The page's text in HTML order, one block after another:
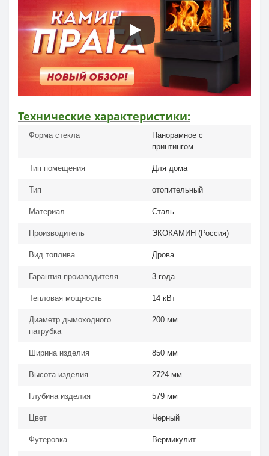
Технические характеристики:
Форма стекла
Панорамное с
принтингом
Тип помещения Для дома
Тип отопительный
Материал Сталь
Производитель ЭКОКАМИН (Россия)
Вид топлива Дрова
Гарантия производителя 3 года
Тепловая мощность 14 кВт
Диаметр дымоходного
патрубка
200 мм
Ширина изделия 850 мм
Высота изделия 2724 мм
Глубина изделия 579 мм
Цвет Черный
Футеровка Вермикулит